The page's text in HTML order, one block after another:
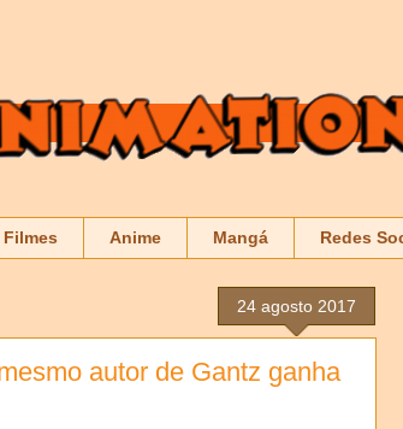
Filmes Anime Mangá Redes
24 agosto 2017
autor de Gantz ganha